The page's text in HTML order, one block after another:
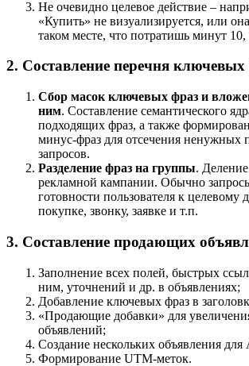
Не очевидно целевое действие –
«Купить» не визуализируется, или
таком месте, что потратишь минут
2. Составление перечня ключевых
Сбор масок ключевых фраз и
ним. Составление семантического
подходящих фраз, а также
минус-фраз для отсечения ненужных
запросов.
Разделение фраз на группы.
рекламной кампании. Обычно
готовности пользователя к целевому
покупке, звонку, заявке и т.п.
3. Составление продающих
Заполнение всех полей, быстрых
ним, уточнений и др. в объявлениях;
Добавление ключевых фраз в
«Продающие добавки» для
объявлений;
Создание нескольких объявления для
Формирование UTM-меток.